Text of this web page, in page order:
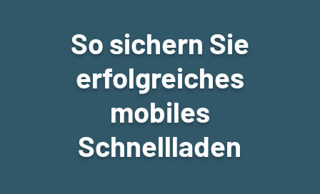
So sichern Sie
erfolgreiches
mobiles
Schnellladen